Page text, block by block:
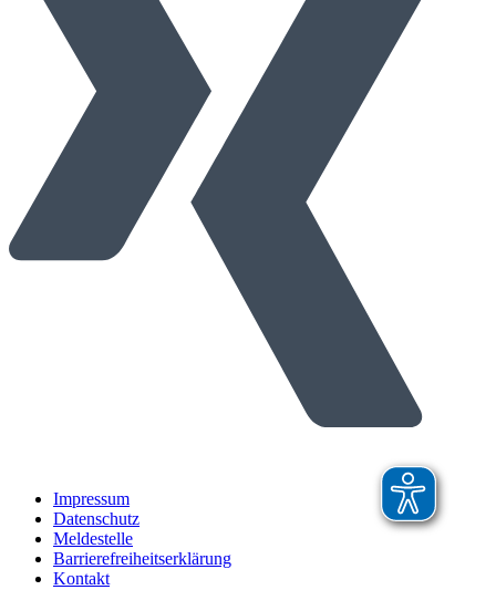
Impressum
Datenschutz
Meldestelle
Barrierefreiheitserklärung
Kontakt